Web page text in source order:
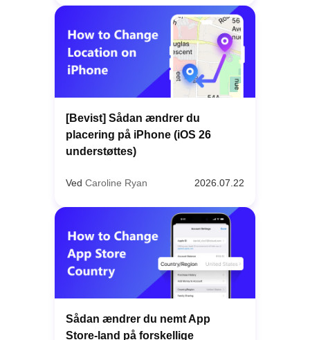
[Bevist] Sådan ændrer du
placering på iPhone (iOS 26
understøttes)
Ved Caroline Ryan 2026.07.22
Sådan ændrer du nemt App
Store-land på forskellige